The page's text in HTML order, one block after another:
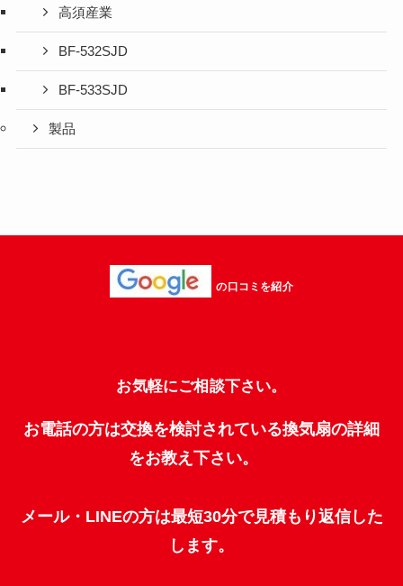
高須産業
BF-532SJD
BF-533SJD
製品
の口コミを紹介
お気軽にご相談下さい。
お電話の方は交換を検討されている換気扇の詳細
をお教え下さい。
メール・LINEの方は最短30分で見積もり返信した
します。